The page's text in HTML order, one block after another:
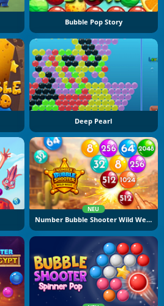
Bubble Pop Story
Deep Pearl
NEU
Number Bubble Shooter Wild West